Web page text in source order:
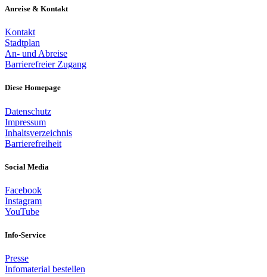
Anreise & Kontakt
Kontakt
Stadtplan
An- und Abreise
Barrierefreier Zugang
Diese Homepage
Datenschutz
Impressum
Inhaltsverzeichnis
Barrierefreiheit
Social Media
Facebook
Instagram
YouTube
Info-Service
Presse
Infomaterial bestellen